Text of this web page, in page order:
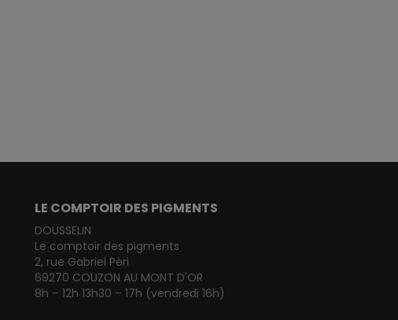
LE COMPTOIR DES PIGMENTS
DOUSSELIN
Le comptoir des pigments
2, rue Gabriel Péri
69270 COUZON AU MONT D'OR
8h – 12h 13h30 – 17h (vendredi 16h)